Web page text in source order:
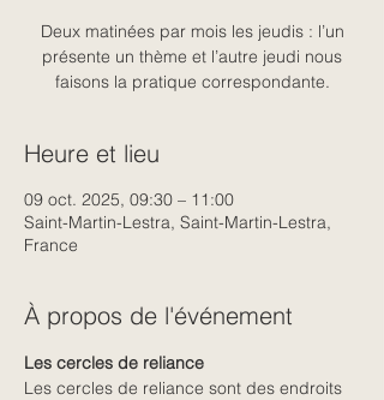
Deux matinées par mois les jeudis : l’un
présente un thème et l’autre jeudi nous
faisons la pratique correspondante.
Heure et lieu
09 oct. 2025, 09:30 – 11:00
Saint-Martin-Lestra, Saint-Martin-Lestra,
France
À propos de l'événement
Les cercles de reliance
Les cercles de reliance sont des endroits